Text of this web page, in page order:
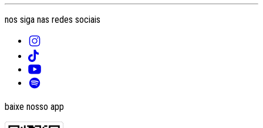
nos siga nas redes sociais
baixe nosso app